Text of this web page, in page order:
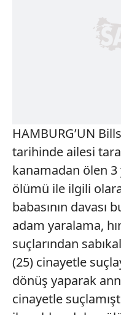
HAMBURG’UN
tarihinde ailesi
kanamadan ölen 3
ölümü ile ilgili
babasının davası
adam yaralama,
suçlarından
(25) cinayetle
dönüş yaparak
cinayetle